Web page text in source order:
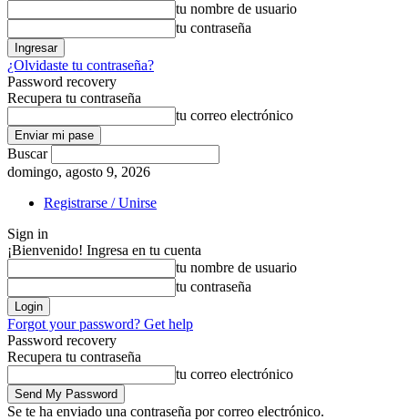
tu nombre de usuario
tu contraseña
¿Olvidaste tu contraseña?
Password recovery
Recupera tu contraseña
tu correo electrónico
Buscar
domingo, agosto 9, 2026
Registrarse / Unirse
Sign in
¡Bienvenido! Ingresa en tu cuenta
tu nombre de usuario
tu contraseña
Forgot your password? Get help
Password recovery
Recupera tu contraseña
tu correo electrónico
Se te ha enviado una contraseña por correo electrónico.